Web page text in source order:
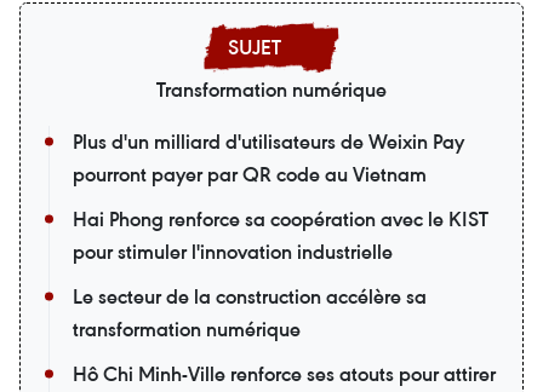
Transformation numérique
Plus d'un milliard d'utilisateurs de Weixin Pay
pourront payer par QR code au Vietnam
Hai Phong renforce sa coopération avec le KIST
pour stimuler l'innovation industrielle
Le secteur de la construction accélère sa
transformation numérique
Hô Chi Minh-Ville renforce ses atouts pour attirer